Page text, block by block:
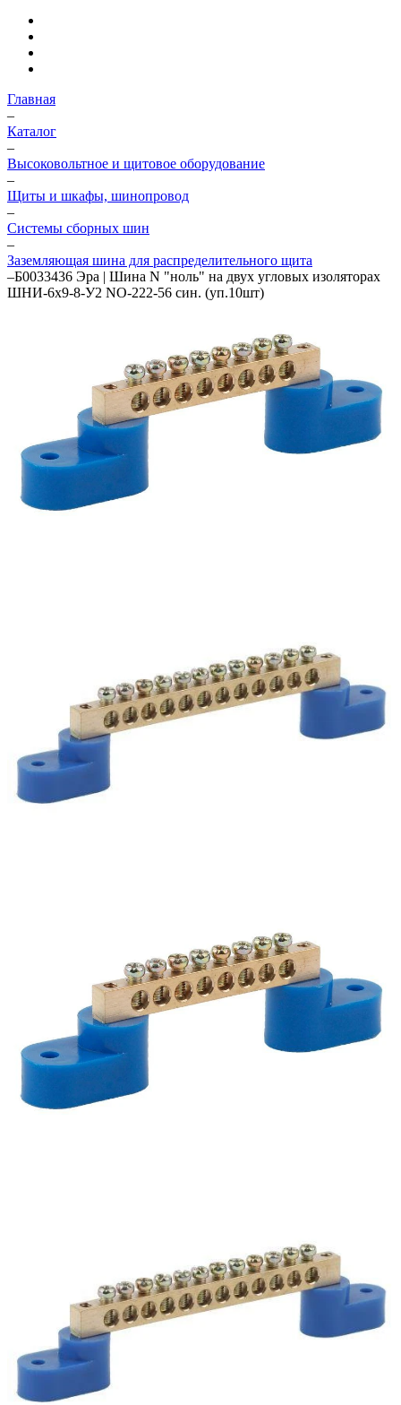
Главная
–
Каталог
–
Высоковольтное и щитовое оборудование
–
Щиты и шкафы, шинопровод
–
Системы сборных шин
–
Заземляющая шина для распределительного щита
–Б0033436 Эра | Шина N "ноль" на двух угловых изоляторах
ШНИ-6х9-8-У2 NO-222-56 син. (уп.10шт)